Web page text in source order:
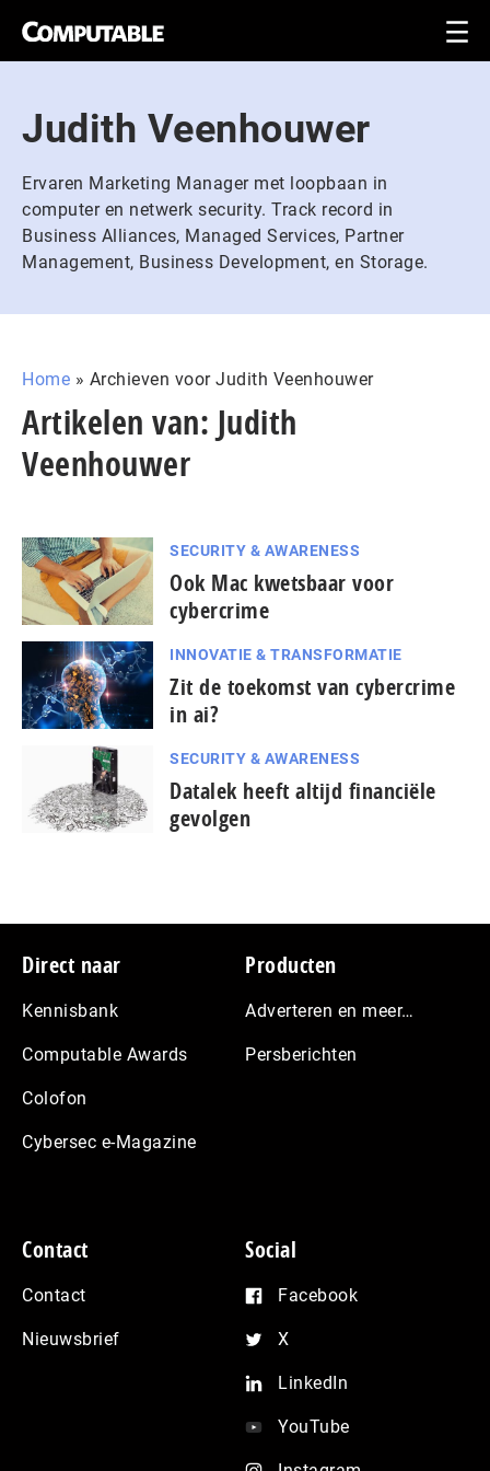
Judith Veenhouwer
Ervaren Marketing Manager met loopbaan in
computer en netwerk security. Track record in
Business Alliances, Managed Services, Partner
Management, Business Development, en Storage.
Home » Archieven voor Judith Veenhouwer
Artikelen van: Judith
Veenhouwer
SECURITY & AWARENESS
Ook Mac kwetsbaar voor
cybercrime
INNOVATIE & TRANSFORMATIE
Zit de toekomst van cybercrime
in ai?
SECURITY & AWARENESS
Datalek heeft altijd financiële
gevolgen
Footer
Direct naar
Kennisbank
Computable Awards
Colofon
Cybersec e-Magazine
Producten
Adverteren en meer…
Persberichten
Contact
Contact
Nieuwsbrief
Social
Facebook
X
LinkedIn
YouTube